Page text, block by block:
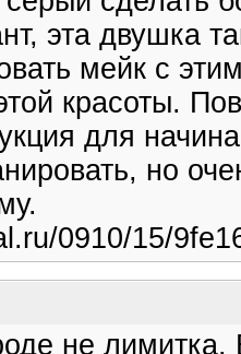
эта двушка
мейк с
красоты.
для
но
0910/15/
не лимитка.